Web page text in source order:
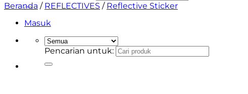
Masuk
Pencarian untuk:
Beranda / REFLECTIVES / Reflective Sticker